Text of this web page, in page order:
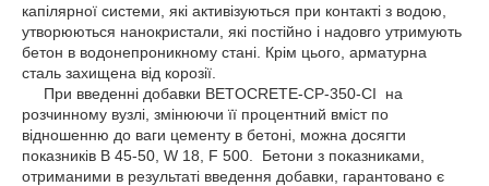
капілярної системи, які активізуються при контакті з водою,
утворюються нанокристали, які постійно і надовго утримують
бетон в водонепроникному стані. Крім цього, арматурна
сталь захищена від корозії.
При введенні добавки BETOCRETE-CP-350-CI на
розчинному вузлі, змінюючи її процентний вміст по
відношенню до ваги цементу в бетоні, можна досягти
показників В 45-50, W 18, F 500. Бетони з показниками,
отриманими в результаті введення добавки, гарантовано є